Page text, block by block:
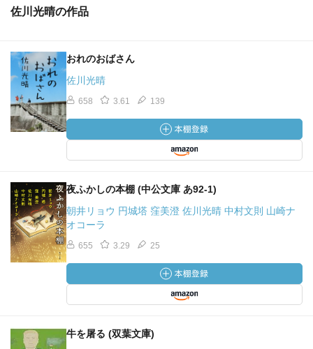
佐川光晴の作品
おれのおばさん
佐川光晴
658 3.61 139
夜ふかしの本棚 (中公文庫 あ92-1)
朝井リョウ 円城塔 窪美澄 佐川光晴 中村文則 山崎ナ
オコーラ
655 3.29 25
牛を屠る (双葉文庫)